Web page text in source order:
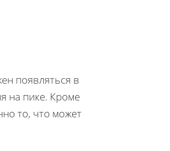
появляться в
на пике. Кроме
то, что может